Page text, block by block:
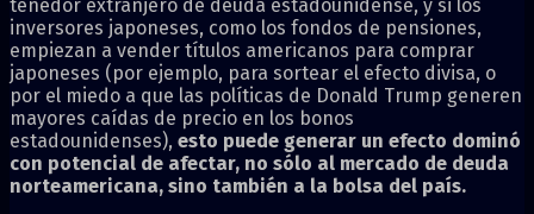
tenedor extranjero de deuda estadounidense, y si los
inversores japoneses, como los fondos de pensiones,
empiezan a vender títulos americanos para comprar
japoneses (por ejemplo, para sortear el efecto divisa, o
por el miedo a que las políticas de Donald Trump generen
mayores caídas de precio en los bonos
estadounidenses), esto puede generar un efecto dominó
con potencial de afectar, no sólo al mercado de deuda
norteamericana, sino también a la bolsa del país.